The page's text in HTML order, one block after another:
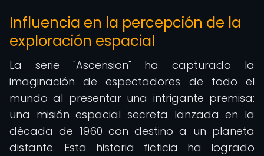
Influencia en la percepción de la
exploración espacial
La serie "Ascension" ha capturado la
imaginación de espectadores de todo el
mundo al presentar una intrigante premisa:
una misión espacial secreta lanzada en la
década de 1960 con destino a un planeta
distante. Esta historia ficticia ha logrado